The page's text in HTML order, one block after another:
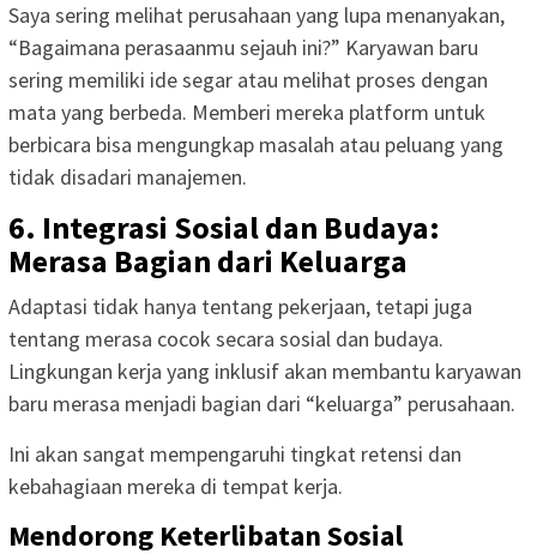
Saya sering melihat perusahaan yang lupa menanyakan,
“Bagaimana perasaanmu sejauh ini?” Karyawan baru
sering memiliki ide segar atau melihat proses dengan
mata yang berbeda. Memberi mereka platform untuk
berbicara bisa mengungkap masalah atau peluang yang
tidak disadari manajemen.
6. Integrasi Sosial dan Budaya:
Merasa Bagian dari Keluarga
Adaptasi tidak hanya tentang pekerjaan, tetapi juga
tentang merasa cocok secara sosial dan budaya.
Lingkungan kerja yang inklusif akan membantu karyawan
baru merasa menjadi bagian dari “keluarga” perusahaan.
Ini akan sangat mempengaruhi tingkat retensi dan
kebahagiaan mereka di tempat kerja.
Mendorong Keterlibatan Sosial